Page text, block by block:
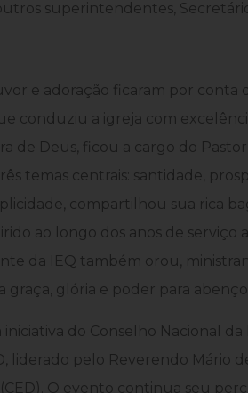
superintendentes,
e adoração ficaram por conta
conduziu a igreja com
de Deus, ficou a cargo do
temas centrais: santidade,
compartilhou sua rica
ao longo dos anos de serviço
da IEQ também orou,
graça, glória e poder para
do Conselho Nacional
liderado pelo Reverendo Mário
O evento continua seu